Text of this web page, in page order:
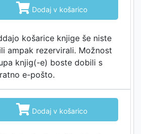
 Dodaj v košarico
košarice knjige še niste
ampak rezervirali. Možnost
knjig(-e) boste dobili s
e-pošto.
 Dodaj v košarico